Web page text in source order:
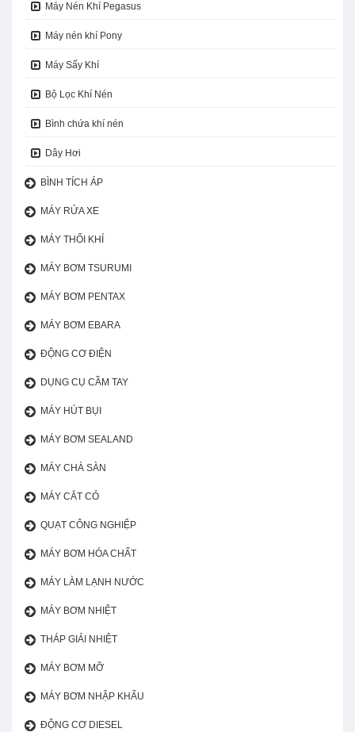
Máy Nén Khí Pegasus
Máy nén khí Pony
Máy Sấy Khí
Bộ Lọc Khí Nén
Bình chứa khí nén
Dây Hơi
BÌNH TÍCH ÁP
MÁY RỬA XE
MÁY THỔI KHÍ
MÁY BƠM TSURUMI
MÁY BƠM PENTAX
MÁY BƠM EBARA
ĐỘNG CƠ ĐIỆN
DỤNG CỤ CẦM TAY
MÁY HÚT BỤI
MÁY BƠM SEALAND
MÁY CHÀ SÀN
MÁY CẮT CỎ
QUẠT CÔNG NGHIỆP
MÁY BƠM HÓA CHẤT
MÁY LÀM LẠNH NƯỚC
MÁY BƠM NHIỆT
THÁP GIẢI NHIỆT
MÁY BƠM MỠ
MÁY BƠM NHẬP KHẨU
ĐỘNG CƠ DIESEL